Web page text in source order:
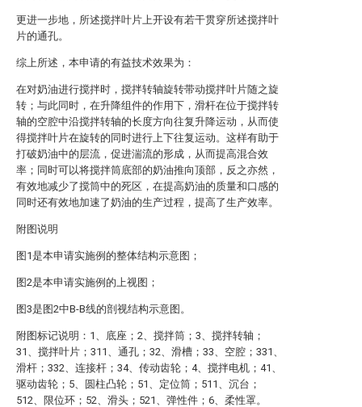
更进一步地，所述搅拌叶片上开设有若干贯穿所述搅拌叶
片的通孔。
综上所述，本申请的有益技术效果为：
在对奶油进行搅拌时，搅拌转轴旋转带动搅拌叶片随之旋
转；与此同时，在升降组件的作用下，滑杆在位于搅拌转
轴的空腔中沿搅拌转轴的长度方向往复升降运动，从而使
得搅拌叶片在旋转的同时进行上下往复运动。这样有助于
打破奶油中的层流，促进湍流的形成，从而提高混合效
率；同时可以将搅拌筒底部的奶油推向顶部，反之亦然，
有效地减少了搅筒中的死区，在提高奶油的质量和口感的
同时还有效地加速了奶油的生产过程，提高了生产效率。
附图说明
图1是本申请实施例的整体结构示意图；
图2是本申请实施例的上视图；
图3是图2中B-B线的剖视结构示意图。
附图标记说明：1、底座；2、搅拌筒；3、搅拌转轴；
31、搅拌叶片；311、通孔；32、滑槽；33、空腔；331、
滑杆；332、连接杆；34、传动齿轮；4、搅拌电机；41、
驱动齿轮；5、圆柱凸轮；51、定位筒；511、沉台；
512、限位环；52、滑头；521、弹性件；6、柔性罩。